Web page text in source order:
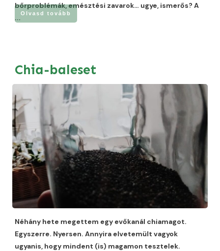
bőrproblémák, emésztési zavarok… ugye, ismerős? A
...Olvasd tovább
Chia-baleset
Néhány hete megettem egy evőkanál chiamagot.
Egyszerre. Nyersen. Annyira elvetemült vagyok
ugyanis, hogy mindent (is) magamon tesztelek.